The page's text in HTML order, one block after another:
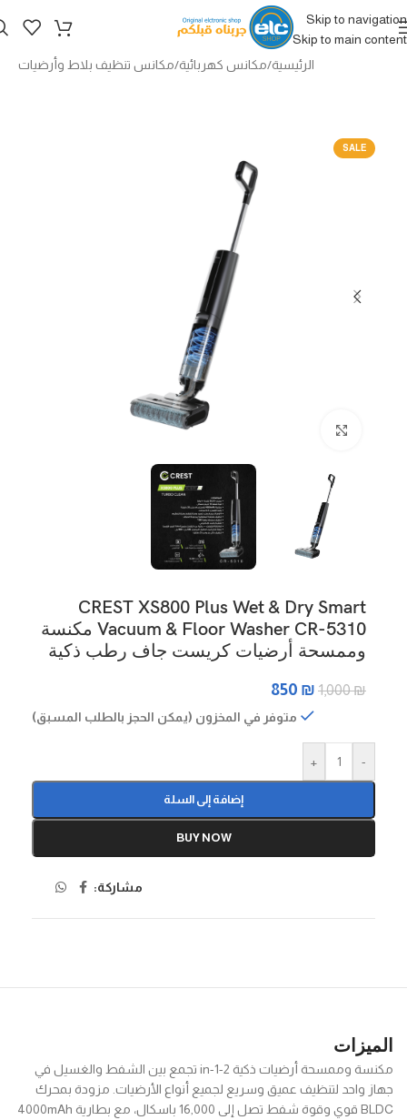
Skip to navigation
Skip to main content
الرئيسية/مكانس كهربائية/مكانس تنظيف بلاط وأرضيات
SALE
CREST XS800 Plus Wet & Dry Smart
Vacuum & Floor Washer CR-5310 مكنسة
وممسحة أرضيات كريست جاف رطب ذكية
1,000₪
850 ₪
متوفر في المخزون (يمكن الحجز بالطلب المسبق)
-
+
إضافة إلى السلة
BUY NOW
مشاركة:
الميزات
مكنسة وممسحة أرضيات ذكية 2-in-1 تجمع بين الشفط والغسيل في
جهاز واحد لتنظيف عميق وسريع لجميع أنواع الأرضيات. مزودة بمحرك
BLDC قوي وقوة شفط تصل إلى ‎16,000‎ باسكال، مع بطارية 4000mAh